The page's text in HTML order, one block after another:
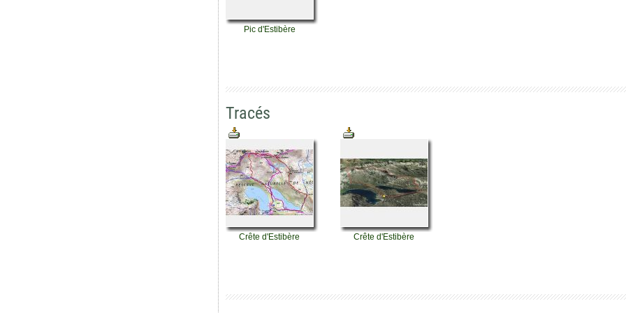
Pic d'Estibère
Tracés
Crête d'Estibère Crête d'Estibère